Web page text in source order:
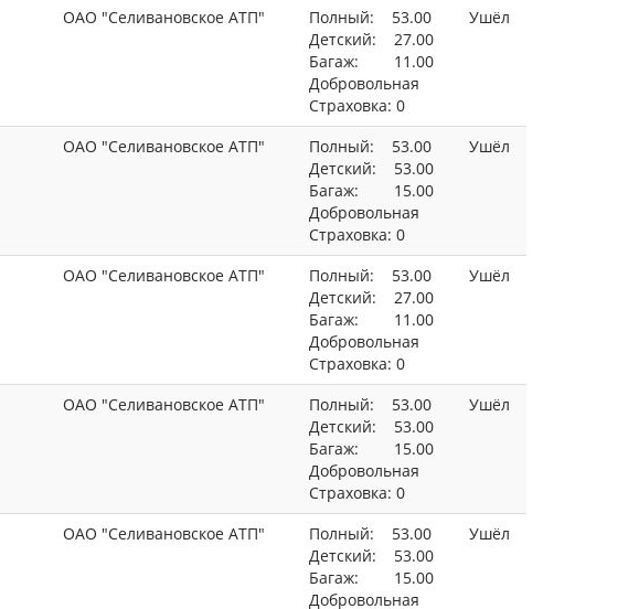
ОАО "Селивановское АТП"
Полный: 53.00
Детский: 27.00
Багаж: 11.00
Добровольная
Страховка: 0
Ушёл
ОАО "Селивановское АТП"
Полный: 53.00
Детский: 53.00
Багаж: 15.00
Добровольная
Страховка: 0
Ушёл
ОАО "Селивановское АТП"
Полный: 53.00
Детский: 27.00
Багаж: 11.00
Добровольная
Страховка: 0
Ушёл
ОАО "Селивановское АТП"
Полный: 53.00
Детский: 53.00
Багаж: 15.00
Добровольная
Страховка: 0
Ушёл
ОАО "Селивановское АТП"
Полный: 53.00
Детский: 53.00
Багаж: 15.00
Добровольная
Ушёл